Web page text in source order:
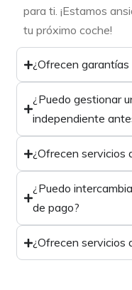
para ti. ¡Estamos
tu próximo coche!
¿Ofrecen
¿Puedo gestionar
independiente
¿Ofrecen servicios
¿Puedo
de pago?
¿Ofrecen servicios